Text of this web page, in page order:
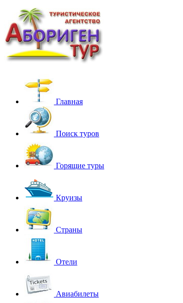
Главная
Поиск туров
Горящие туры
Круизы
Страны
Отели
Авиабилеты